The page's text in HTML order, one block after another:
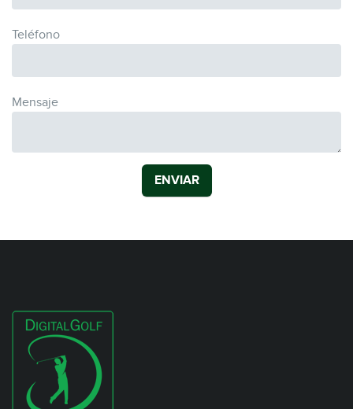
Teléfono
Mensaje
ENVIAR